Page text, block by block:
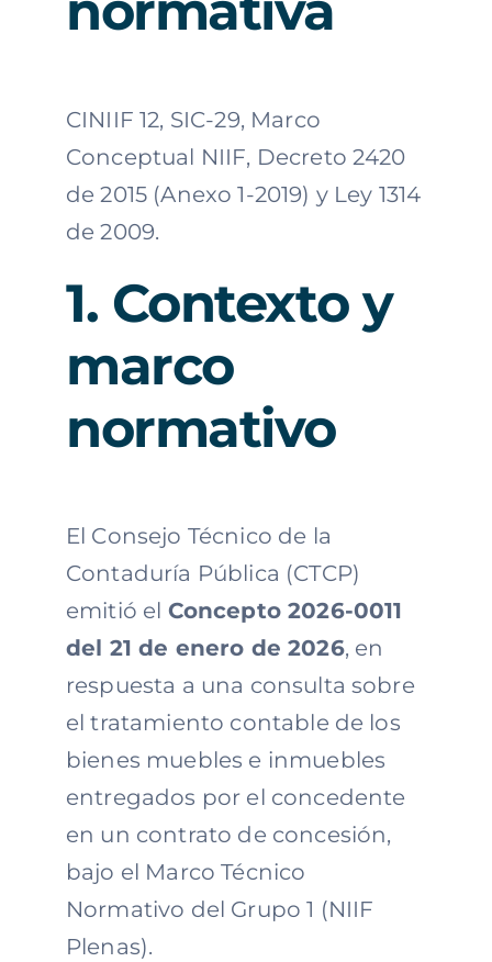
CINIIF 12, SIC-29, Marco
Conceptual NIIF, Decreto 2420
de 2015 (Anexo 1-2019) y Ley 1314
de 2009.
1. Contexto y
marco
normativo
El Consejo Técnico de la
Contaduría Pública (CTCP)
emitió el Concepto 2026-0011
del 21 de enero de 2026, en
respuesta a una consulta sobre
el tratamiento contable de los
bienes muebles e inmuebles
entregados por el concedente
en un contrato de concesión,
bajo el Marco Técnico
Normativo del Grupo 1 (NIIF
Plenas).